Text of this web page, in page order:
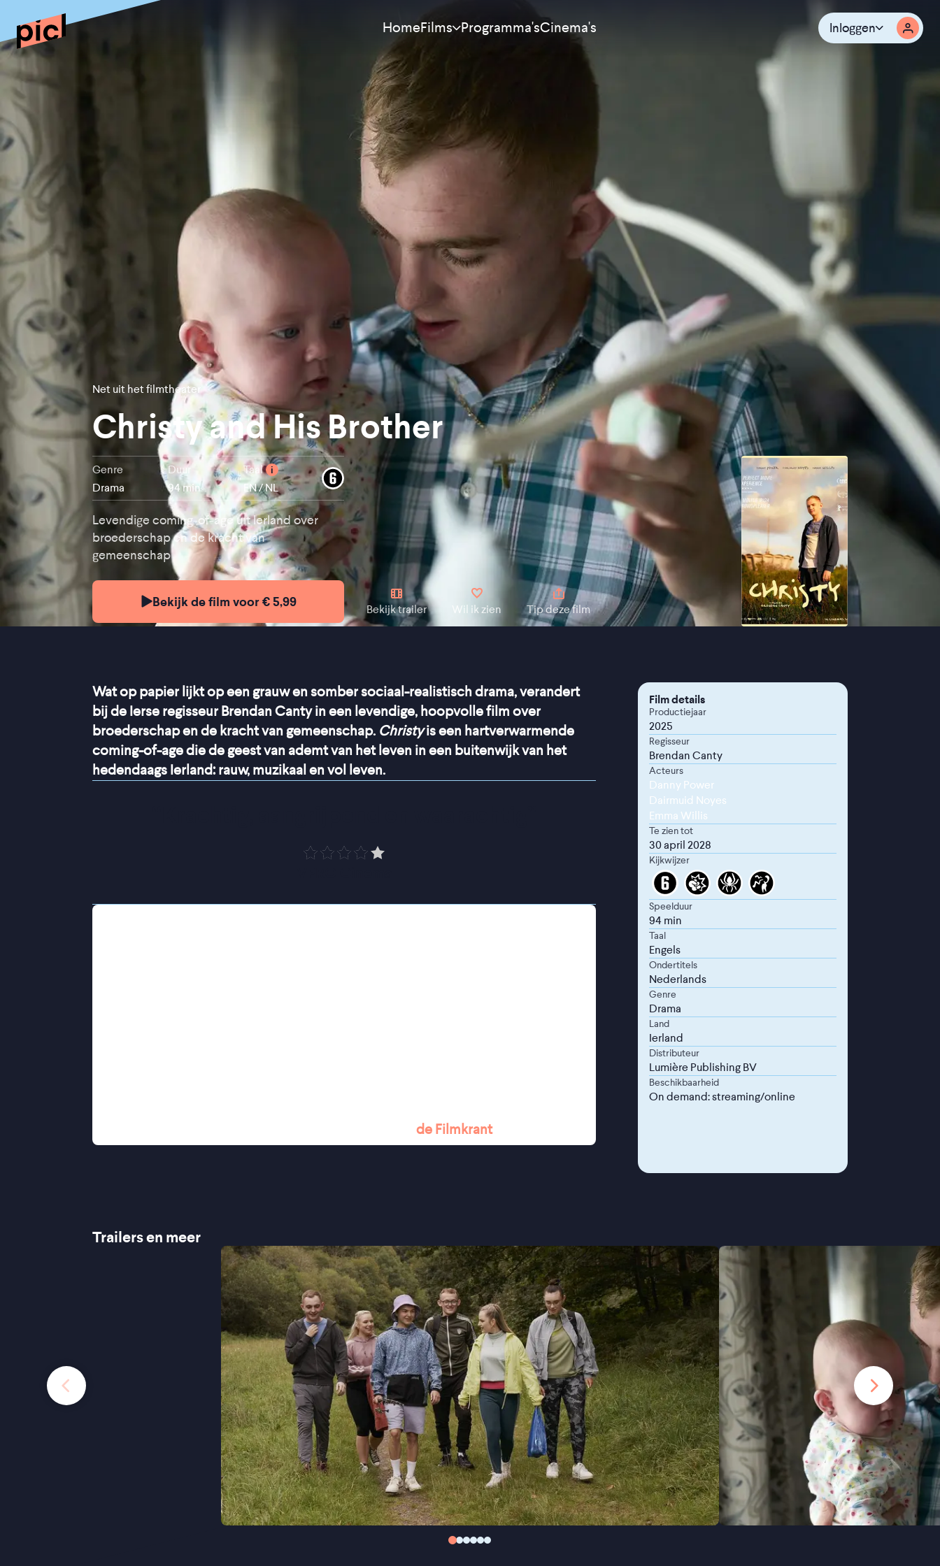
HomeFilms
Meest bekeken
Nieuw
Aanraders
Alle films
Programma'sCinema's Inloggen
Net uit het filmtheater
Christy and His Brother
Genre
Drama
Duur
94 min
Taal i
EN / NL
Levendige coming-of-age uit Ierland over
broederschap en de kracht van
gemeenschap
Bekijk de film voor € 5,99
Bekijk trailer Wil ik zien Tip deze film
Wat op papier lijkt op een grauw en somber sociaal-realistisch drama, verandert
bij de Ierse regisseur Brendan Canty in een levendige, hoopvolle film over
broederschap en de kracht van gemeenschap. Christyis een hartverwarmende
coming-of-age die de geest van ademt van het leven in een buitenwijk van het
hedendaags Ierland: rauw, muzikaal en vol leven.
De zeventienjarige Christy moet noodgedwongen intrekken bij zijn oudere broer
de Filmkrant
Film details
Productiejaar
2025
Regisseur
Brendan Canty
Acteurs
Danny Power
Dairmuid Noyes
Emma Willis
Te zien tot
30 april 2028
Kijkwijzer
Speelduur
94 min
Taal
Engels
Ondertitels
Nederlands
Genre
Drama
Land
Ierland
Distributeur
Lumière Publishing BV
Beschikbaarheid
On demand: streaming/online
Trailers en meer